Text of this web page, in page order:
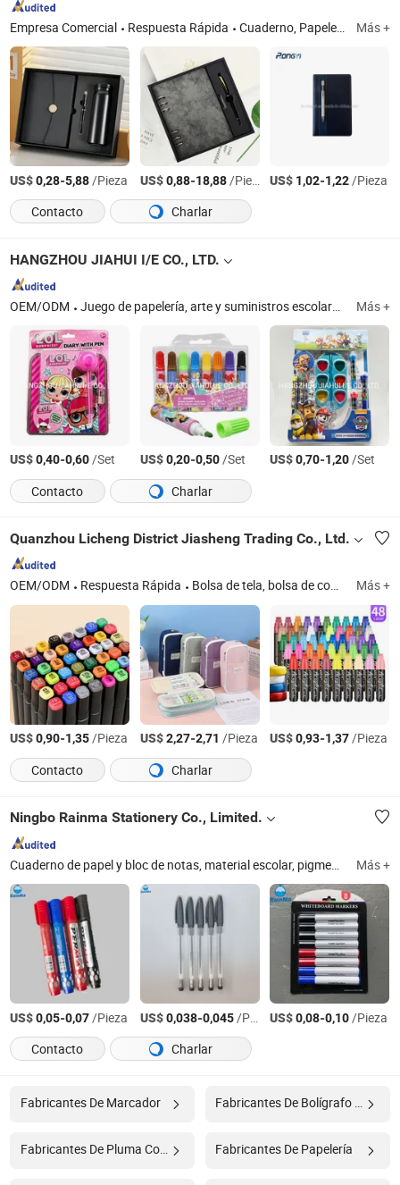
Empresa Comercial Respuesta Rápida Cuaderno, Papelería Más +
US$0,28-5,88/Pieza US$0,88-18,88/Pieza US$ 1,02-1,22/Pieza
Contacto
Charlar
HANGZHOU JIAHUI I/E CO., LTD.
OEM/ODM Juego de papelería, arte y suministros escolares, suministros de oficina, juego de papelería de bricolaje, productos de belleza, botella y accesorio Más +
US$0,40-0,60/Set US$0,20-0,50/Set US$0,70-1,20/Set
Contacto
Charlar
Quanzhou Licheng District Jiasheng Trading Co., Ltd.
OEM/ODM Respuesta Rápida Bolsa de tela, bolsa de compras, marcador, cuaderno, mochila escolar Más +
US$0,90-1,35/Pieza US$2,27-2,71 /Pieza US$0,93-1,37/Pieza
Contacto
Charlar
Ningbo Rainma Stationery Co., Limited.
Cuaderno de papel y bloc de notas, material escolar, pigmentos de arte, bolígrafo, lienzo y tabla de lienzo, material de oficina, material promocional de regalo, borrador y regla, marcador y resaltador, cuchillo cortador Más +
US$0,05-0,07/Pieza US$0,038-0,045/Pieza US$0,08-0,10/Pieza
Contacto
Charlar
Fabricantes De Marcador
Fabricantes De Pluma Con Marcador Fabricantes De Papelería